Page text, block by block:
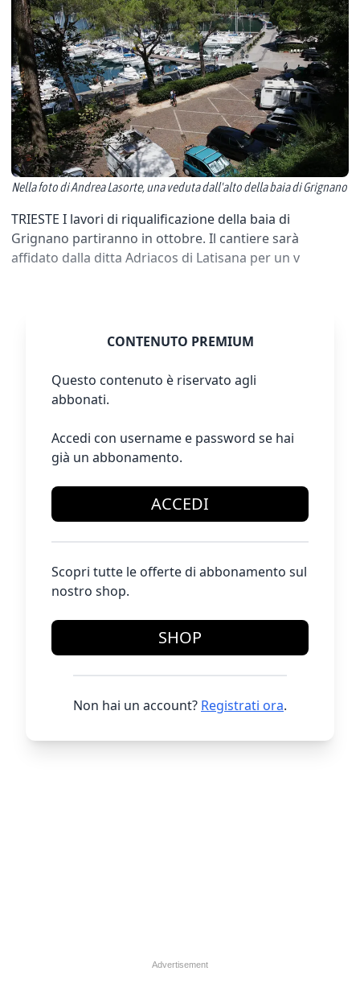
Nella foto di Andrea Lasorte, una veduta dall'alto della baia di Grignano
TRIESTE I lavori di riqualificazione della baia di
Grignano partiranno in ottobre. Il cantiere sarà
affidato dalla ditta Adriacos di Latisana per un v
CONTENUTO PREMIUM
Questo contenuto è riservato agli
abbonati.
Accedi con username e password se hai
già un abbonamento.
ACCEDI
Scopri tutte le offerte di abbonamento sul
nostro shop.
SHOP
Non hai un account? Registrati ora.